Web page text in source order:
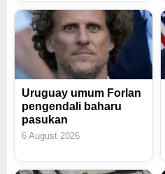
Uruguay umum Forlan
pengendali baharu
pasukan
6 August 2026